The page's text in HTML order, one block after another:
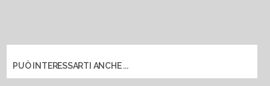
PUÒ INTERESSARTI ANCHE ...